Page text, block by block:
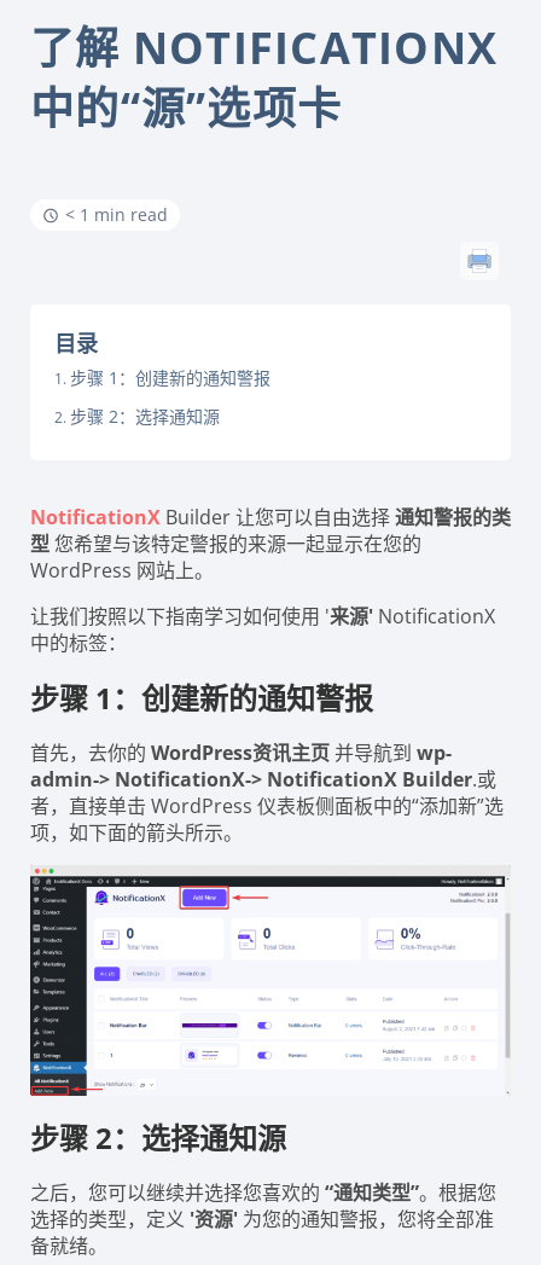
了解 NOTIFICATIONX
中的“源”选项卡
< 1 min read
目录
步骤 1：创建新的通知警报
步骤 2：选择通知源
NotificationX Builder 让您可以自由选择通知警报的类
型您希望与该特定警报的来源一起显示在您的
WordPress 网站上。
让我们按照以下指南学习如何使用 '来源' NotificationX
中的标签：
步骤 1：创建新的通知警报
首先，去你的 WordPress资讯主页并导航到 wp-
admin-> NotificationX-> NotificationX Builder.或
者，直接单击 WordPress 仪表板侧面板中的“添加新”选
项，如下面的箭头所示。
步骤 2：选择通知源
之后，您可以继续并选择您喜欢的 “通知类型”。根据您
选择的类型，定义 '资源' 为您的通知警报，您将全部准
备就绪。